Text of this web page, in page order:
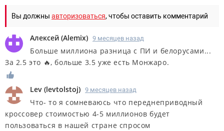
Вы должны авторизоваться, чтобы оставить комментарий
Алексей (Alemix) 9 месяцев назад
Больше миллиона разница с ПИ и белорусами...
За 2.5 это 🔥, больше 3.5 уже есть Монжаро.
Lev (levtolstoj) 9 месяцев назад
Что- то я сомневаюсь что переднеприводный
кроссовер стоимостью 4-5 миллионов будет
пользоваться в нашей стране спросом